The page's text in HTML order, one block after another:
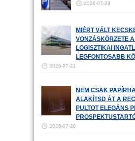
2026-07-29
MIÉRT VÁLT
VONZÁSKÖRZETE
LOGISZTIKAI
LEGFONTOSABB
2026-07-21
NEM CSAK
ALAKÍTSD ÁT A
PULTOT ELEGÁNS
2026-07-20